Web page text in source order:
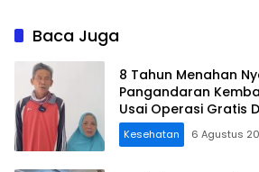
Baca Juga
8 Tahun Menahan
Pangandaran
Usai Operasi Gratis
Kesehatan 6 Agustus